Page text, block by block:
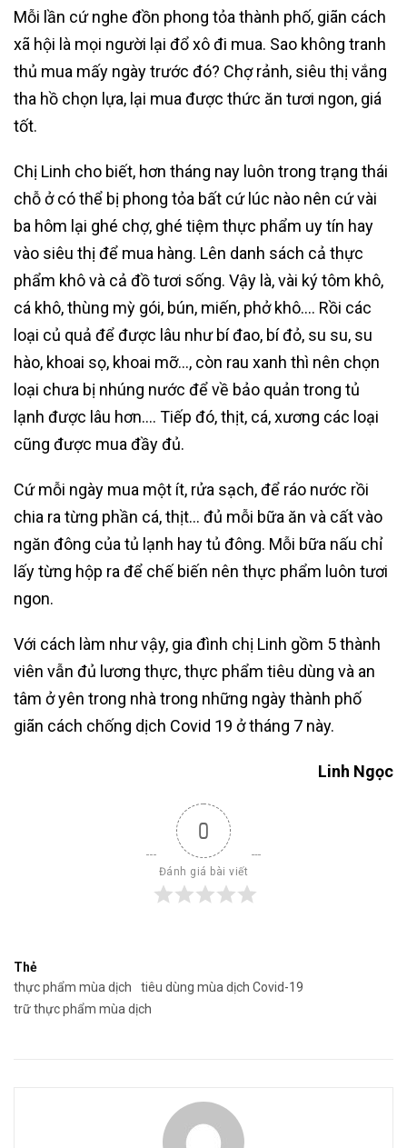
Mỗi lần cứ nghe đồn phong tỏa thành phố, giãn cách
xã hội là mọi người lại đổ xô đi mua. Sao không tranh
thủ mua mấy ngày trước đó? Chợ rảnh, siêu thị vắng
tha hồ chọn lựa, lại mua được thức ăn tươi ngon, giá
tốt.
Chị Linh cho biết, hơn tháng nay luôn trong trạng thái
chỗ ở có thể bị phong tỏa bất cứ lúc nào nên cứ vài
ba hôm lại ghé chợ, ghé tiệm thực phẩm uy tín hay
vào siêu thị để mua hàng. Lên danh sách cả thực
phẩm khô và cả đồ tươi sống. Vậy là, vài ký tôm khô,
cá khô, thùng mỳ gói, bún, miến, phở khô…. Rồi các
loại củ quả để được lâu như bí đao, bí đỏ, su su, su
hào, khoai sọ, khoai mỡ…, còn rau xanh thì nên chọn
loại chưa bị nhúng nước để về bảo quản trong tủ
lạnh được lâu hơn…. Tiếp đó, thịt, cá, xương các loại
cũng được mua đầy đủ.
Cứ mỗi ngày mua một ít, rửa sạch, để ráo nước rồi
chia ra từng phần cá, thịt… đủ mỗi bữa ăn và cất vào
ngăn đông của tủ lạnh hay tủ đông. Mỗi bữa nấu chỉ
lấy từng hộp ra để chế biến nên thực phẩm luôn tươi
ngon.
Với cách làm như vậy, gia đình chị Linh gồm 5 thành
viên vẫn đủ lương thực, thực phẩm tiêu dùng và an
tâm ở yên trong nhà trong những ngày thành phố
giãn cách chống dịch Covid 19 ở tháng 7 này.
Linh Ngọc
0
Đánh giá bài viết
Thẻ
thực phẩm mùa dịch
tiêu dùng mùa dịch Covid-19
trữ thực phẩm mùa dịch